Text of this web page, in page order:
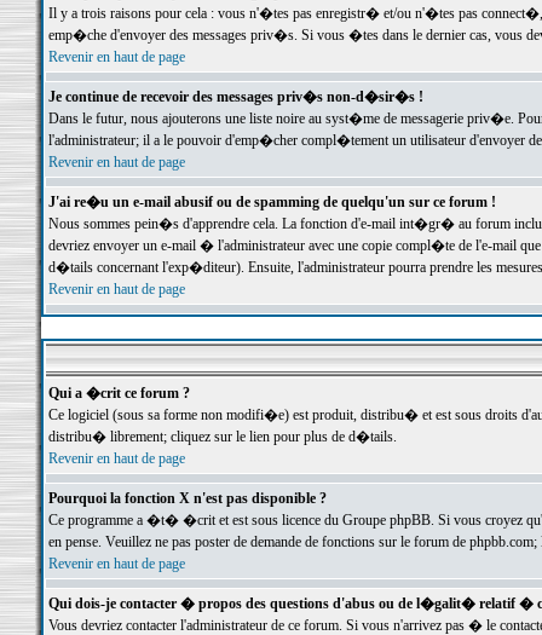
Il y a trois raisons pour cela : vous n'�tes pas enregistr� et/ou n'�tes pas
emp�che d'envoyer des messages priv�s. Si vous �tes dans le dernier cas, vous
Revenir en haut de page
Je continue de recevoir des messages priv�s non-d�sir�s !
Dans le futur, nous ajouterons une liste noire au syst�me de messagerie priv�e.
l'administrateur; il a le pouvoir d'emp�cher compl�tement un utilisateur d'envoyer
Revenir en haut de page
J'ai re�u un e-mail abusif ou de spamming de quelqu'un sur ce forum !
Nous sommes pein�s d'apprendre cela. La fonction d'e-mail int�gr� au forum inclut
devriez envoyer un e-mail � l'administrateur avec une copie compl�te de l'e-mail
d�tails concernant l'exp�diteur). Ensuite, l'administrateur pourra prendre les
Revenir en haut de page
Qui a �crit ce forum ?
Ce logiciel (sous sa forme non modifi�e) est produit, distribu� et est sous droits
distribu� librement; cliquez sur le lien pour plus de d�tails.
Revenir en haut de page
Pourquoi la fonction X n'est pas disponible ?
Ce programme a �t� �crit et est sous licence du Groupe phpBB. Si vous croyez
en pense. Veuillez ne pas poster de demande de fonctions sur le forum de
Revenir en haut de page
Qui dois-je contacter � propos des questions d'abus ou de l�galit� relatif �
Vous devriez contacter l'administrateur de ce forum. Si vous n'arrivez pas � le